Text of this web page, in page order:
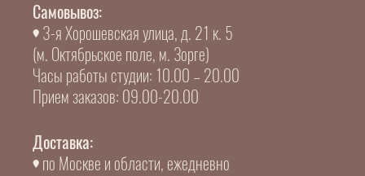
Самовывоз:
3-я Хорошевская улица, д. 21 к. 5
(м. Октябрьское поле, м. Зорге)
Часы работы студии: 10.00 – 20.00
Прием заказов: 09.00-20.00
Доставка:
по Москве и области, ежедневно